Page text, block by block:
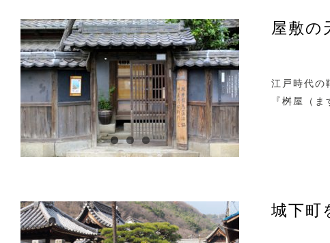
屋敷の
江戸時代の
『桝屋（
城下町